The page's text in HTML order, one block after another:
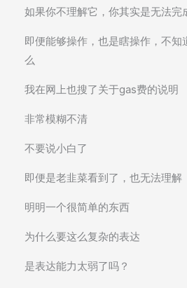
如果你不理解它，你其实是无法完
即便能够操作，也是瞎操作，不知
么
我在网上也搜了关于gas费的说明
非常模糊不清
不要说小白了
即便是老韭菜看到了，也无法理解
明明一个很简单的东西
为什么要这么复杂的表达
是表达能力太弱了吗？